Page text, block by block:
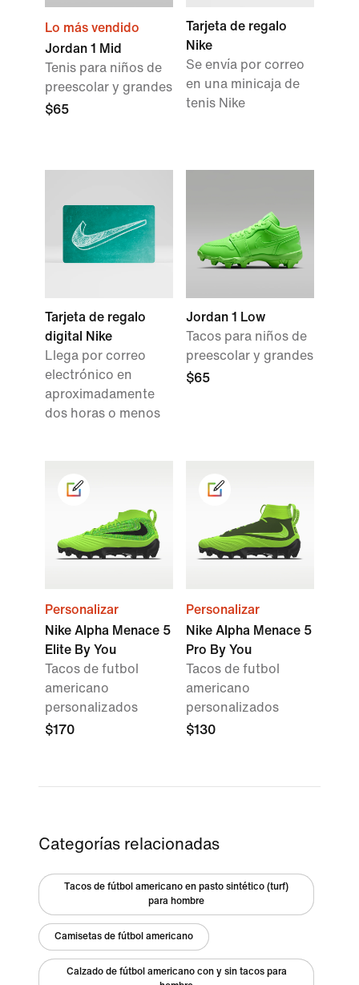
Lo más vendido
Jordan 1 Mid
Tenis para niños de
preescolar y grandes
$65
Tarjeta de regalo
Nike
Se envía por correo
en una minicaja de
tenis Nike
Tarjeta de regalo
digital Nike
Llega por correo
electrónico en
aproximadamente
dos horas o menos
Jordan 1 Low
Tacos para niños de
preescolar y grandes
$65
Personalizar
Nike Alpha Menace 5
Elite By You
Tacos de futbol
americano
personalizados
$170
Personalizar
Nike Alpha Menace 5
Pro By You
Tacos de futbol
americano
personalizados
$130
Categorías relacionadas
Tacos de fútbol americano en pasto sintético (turf)
para hombre
Camisetas de fútbol americano
Calzado de fútbol americano con y sin tacos para